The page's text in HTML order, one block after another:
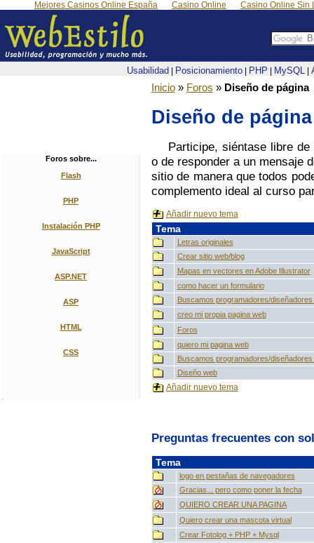
Mejores Casinos Online España Casino Online Casino Online Sin
Usabilidad Posicionamiento| PHP MySQL|
Inicio» Foros » Diseño de página
Diseño de página
Participe, siéntase libre
o de responder a un mensaje
sitio de manera que todos
complemento ideal al curso
Añadir nuevo tema
Tema
Letras originales
Crear sitio web/blog
Mapas en vectores en Adobe Illustrator
como hacer un formulario
Buscamos programadores/diseñadores
creo mi propia pagina web
Foros
quiero mi pagina web
Buscamos programadores/diseñadores
Diseño web
Añadir nuevo tema
Preguntas frecuentes con
Tema
logo en pestañas de navegadores
Gracias... pero como poner la fecha
QUIERO CREAR UNA PAGINA
Quiero crear una mascota virtual
Crear Fotolog + PHP + Mysql
Foros sobre...
Flash
PHP
Instalación PHP
JavaScript
ASP.NET
ASP
HTML
CSS